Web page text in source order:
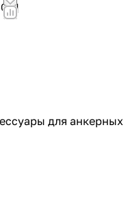
|
для анкерных